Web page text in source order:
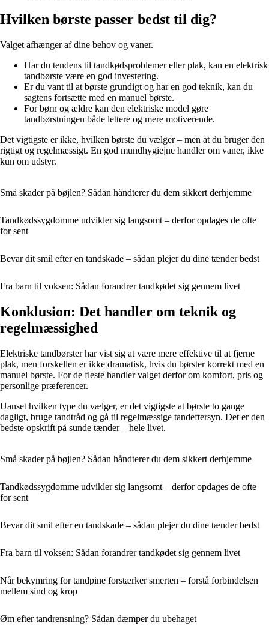
Hvilken børste passer bedst til dig?
Valget afhænger af dine behov og vaner.
Har du tendens til tandkødsproblemer eller plak, kan en elektrisk
tandbørste være en god investering.
Er du vant til at børste grundigt og har en god teknik, kan du
sagtens fortsætte med en manuel børste.
For børn og ældre kan den elektriske model gøre
tandbørstningen både lettere og mere motiverende.
Det vigtigste er ikke, hvilken børste du vælger – men at du bruger den
rigtigt og regelmæssigt. En god mundhygiejne handler om vaner, ikke
kun om udstyr.
Små skader på bøjlen? Sådan håndterer du dem sikkert derhjemme
Tandkødssygdomme udvikler sig langsomt – derfor opdages de ofte
for sent
Bevar dit smil efter en tandskade – sådan plejer du dine tænder bedst
Fra barn til voksen: Sådan forandrer tandkødet sig gennem livet
Konklusion: Det handler om teknik og
regelmæssighed
Elektriske tandbørster har vist sig at være mere effektive til at fjerne
plak, men forskellen er ikke dramatisk, hvis du børster korrekt med en
manuel børste. For de fleste handler valget derfor om komfort, pris og
personlige præferencer.
Uanset hvilken type du vælger, er det vigtigste at børste to gange
dagligt, bruge tandtråd og gå til regelmæssige tandeftersyn. Det er den
bedste opskrift på sunde tænder – hele livet.
Små skader på bøjlen? Sådan håndterer du dem sikkert derhjemme
Tandkødssygdomme udvikler sig langsomt – derfor opdages de ofte
for sent
Bevar dit smil efter en tandskade – sådan plejer du dine tænder bedst
Fra barn til voksen: Sådan forandrer tandkødet sig gennem livet
Når bekymring for tandpine forstærker smerten – forstå forbindelsen
mellem sind og krop
Øm efter tandrensning? Sådan dæmper du ubehaget